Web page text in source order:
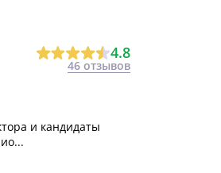
4.8
46 отзывов
и кандидаты